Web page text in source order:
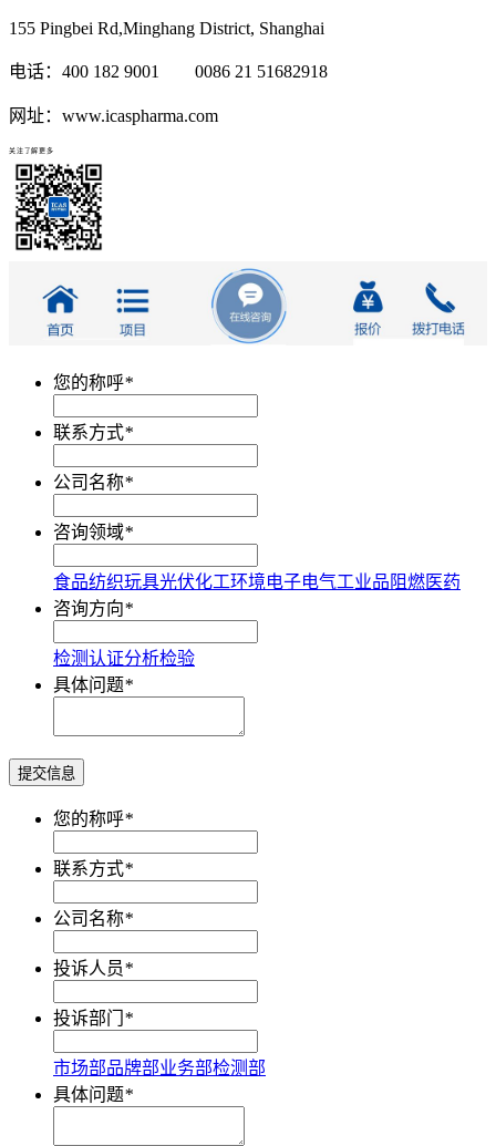
155 Pingbei Rd,Minghang District, Shanghai
电话：400 182 9001 0086 21 51682918
网址：www.icaspharma.com
关注了解更多
您的称呼*
联系方式*
公司名称*
咨询领域*
食品纺织玩具光伏化工环境电子电气工业品 阻燃医药
咨询方向*
检测认证分析检验
具体问题*
提交信息
您的称呼*
联系方式*
公司名称*
投诉人员*
投诉部门 *
市场部品牌部业务部检测部
具体问题*